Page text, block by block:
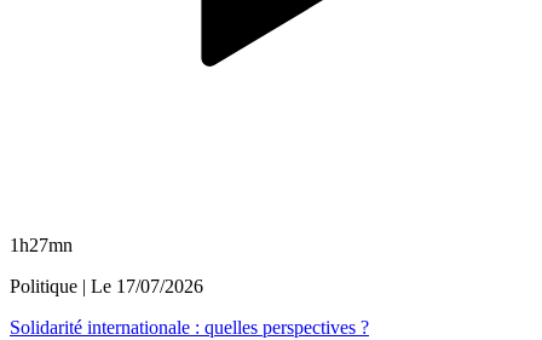
1h27mn
Politique | Le 17/07/2026
Solidarité internationale : quelles perspectives ?